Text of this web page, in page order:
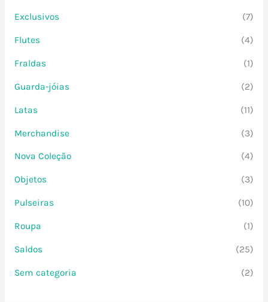
Exclusivos (7)
Flutes (4)
Fraldas (1)
Guarda-jóias (2)
Latas (11)
Merchandise (3)
Nova Coleção (4)
Objetos (3)
Pulseiras (10)
Roupa (1)
Saldos (25)
Sem categoria (2)